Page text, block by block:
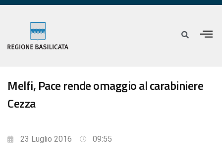
Melfi, Pace rende omaggio al carabiniere
Cezza
23 Luglio 2016 09:55